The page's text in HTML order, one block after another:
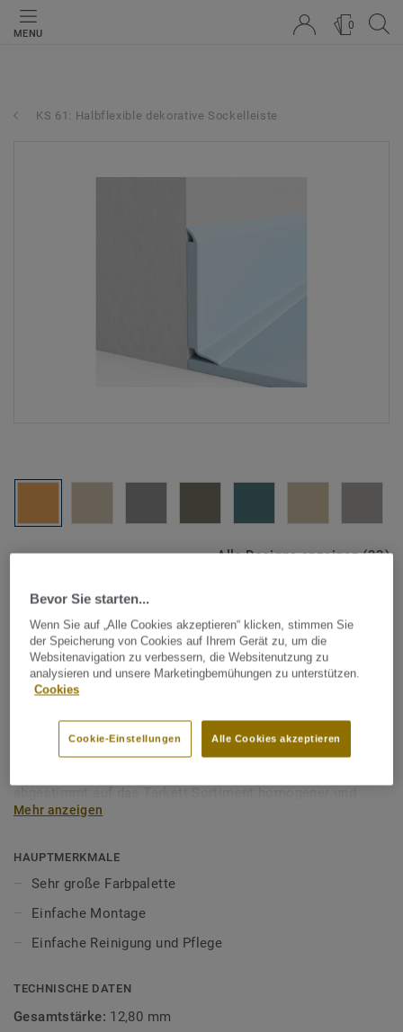
MENU
0
KS 61: Halbflexible dekorative Sockelleiste
Alle Designs anzeigen (33)
Tarkett Zubehör Komplettsortiment
KS 61: Halbflexible dekorative
Sockelleiste - KS61 DEEP
YELLOW
Halbflexible PVC-Kernsockelleisten für dekorative Zwecke
mit oberen und unteren weichen Lippen. Die Sockelleisten
abgestimmt auf das Tarkett Sortiment homogener und
heterogener Bodenbeläge. Einfach zu montieren.
Mehr anzeigen
HAUPTMERKMALE
Sehr große Farbpalette
Einfache Montage
Einfache Reinigung und Pflege
TECHNISCHE DATEN
Gesamtstärke: 12,80 mm
Bevor Sie starten...
Wenn Sie auf „Alle Cookies akzeptieren“ klicken, stimmen Sie
der Speicherung von Cookies auf Ihrem Gerät zu, um die
Websitenavigation zu verbessern, die Websitenutzung zu
analysieren und unsere Marketingbemühungen zu unterstützen.
Cookies
Alle Cookies akzeptieren
Cookie-Einstellungen